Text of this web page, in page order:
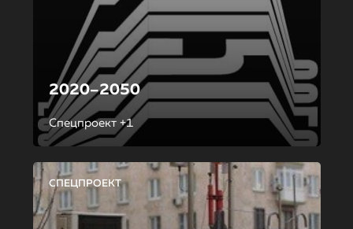
2020–2050
Спецпроект +1
СПЕЦПРОЕКТ